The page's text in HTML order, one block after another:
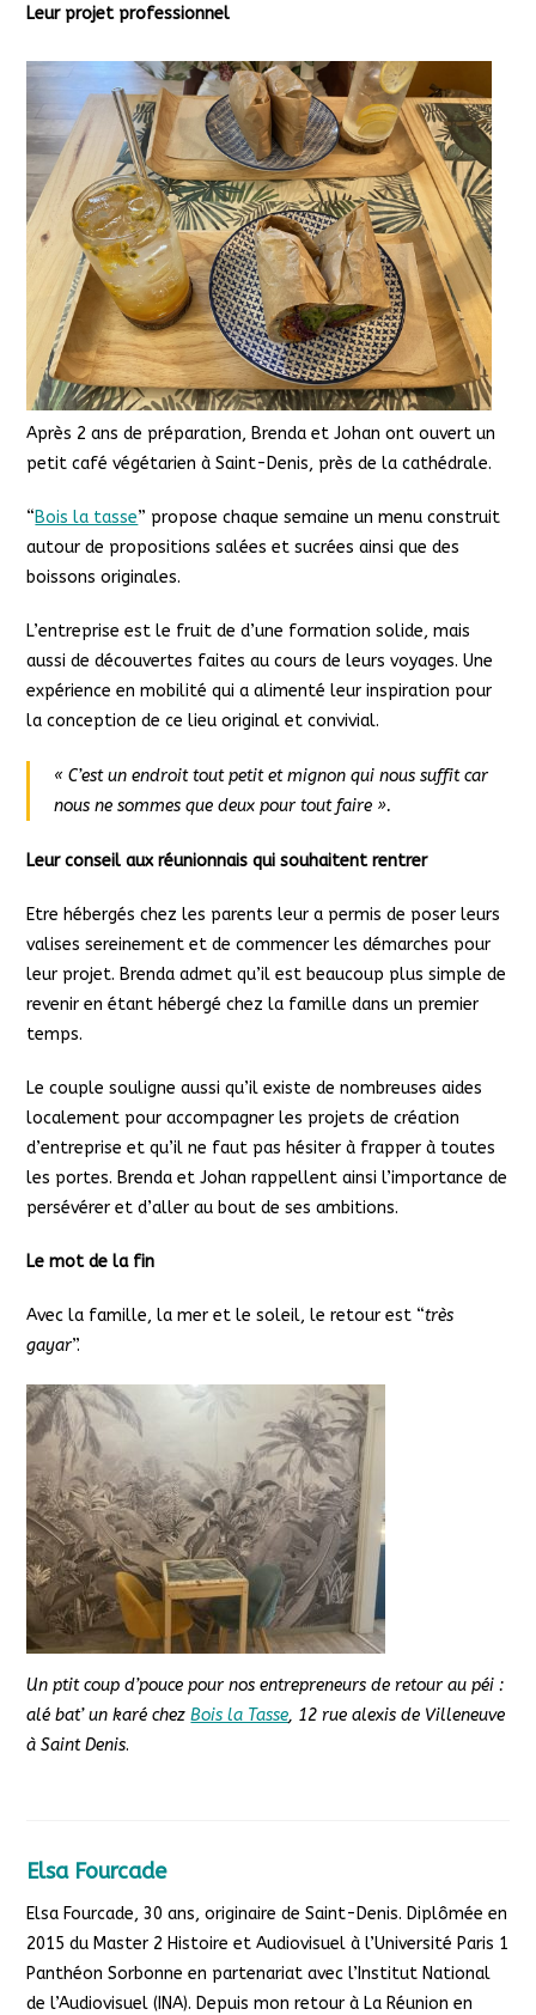
Leur projet professionnel
Après 2 ans de préparation, Brenda et Johan ont ouvert un
petit café végétarien à Saint-Denis, près de la cathédrale.
“Bois la tasse” propose chaque semaine un menu construit
autour de propositions salées et sucrées ainsi que des
boissons originales.
L’entreprise est le fruit de d’une formation solide, mais
aussi de découvertes faites au cours de leurs voyages. Une
expérience en mobilité qui a alimenté leur inspiration pour
la conception de ce lieu original et convivial.
« C’est un endroit tout petit et mignon qui nous suffit car
nous ne sommes que deux pour tout faire ».
Leur conseil aux réunionnais qui souhaitent rentrer
Etre hébergés chez les parents leur a permis de poser leurs
valises sereinement et de commencer les démarches pour
leur projet. Brenda admet qu’il est beaucoup plus simple de
revenir en étant hébergé chez la famille dans un premier
temps.
Le couple souligne aussi qu’il existe de nombreuses aides
localement pour accompagner les projets de création
d’entreprise et qu’il ne faut pas hésiter à frapper à toutes
les portes. Brenda et Johan rappellent ainsi l’importance de
persévérer et d’aller au bout de ses ambitions.
Le mot de la fin
Avec la famille, la mer et le soleil, le retour est “très
gayar”.
Un ptit coup d’pouce pour nos entrepreneurs de retour au péi :
alé bat’ un karé chezBois la Tasse, 12 rue alexis de Villeneuve
à Saint Denis.
Elsa Fourcade
Elsa Fourcade, 30 ans, originaire de Saint-Denis. Diplômée en
2015 du Master 2 Histoire et Audiovisuel à l’Université Paris 1
Panthéon Sorbonne en partenariat avec l’Institut National
de l’Audiovisuel (INA). Depuis mon retour à La Réunion en